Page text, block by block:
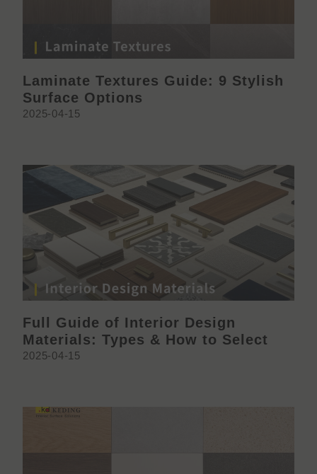
Laminate Textures Guide: 9 Stylish
Surface Options
2025-04-15
Full Guide of Interior Design
Materials: Types & How to Select
2025-04-15